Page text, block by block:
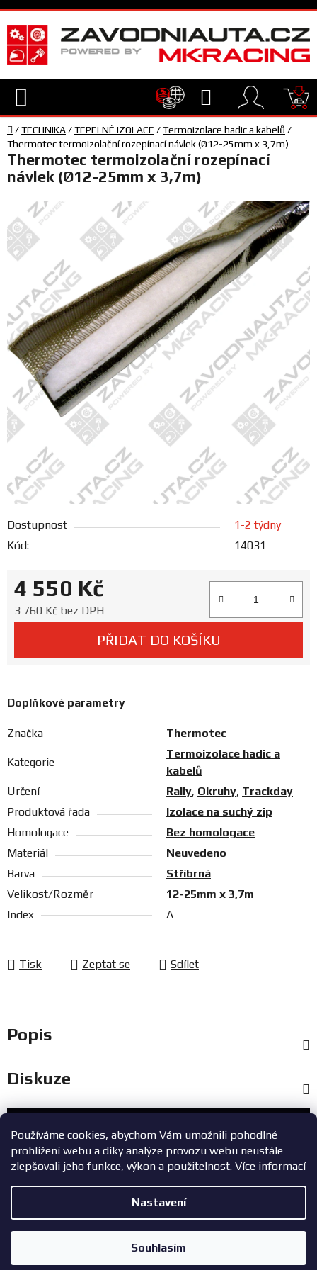
Používáme cookies, abychom Vám umožnili pohodlné
prohlížení webu a díky analýze provozu webu neustále
zlepšovali jeho funkce, výkon a použitelnost. Více informací
Nastavení
Souhlasím
Přejít
na
obsah
Hledat
TECHNIKA
VYBAVENÍ
JEZDEC
TÝM
SERVIS
FANOUŠCI
Profil
firmy
Obchodní
podmínky
Doprava
Blog
a
katalogy
Domů
/TECHNIKA/TEPELNÉ IZOLACE /Termoizolace hadic a kabelů /
Thermotec termoizolační rozepínací návlek (Ø12-25mm x 3,7m)
Dostupnost
1-2 týdny
Kód:
14031
4 550 Kč
3 760 Kč bez DPH
PŘIDAT DO KOŠÍKU
Doplňkové parametry
Značka Thermotec
Kategorie
Termoizolace hadic a
kabelů
Určení
Rally, Okruhy, Trackday
Produktová řada
Izolace na suchý zip
Homologace
Bez homologace
Materiál
Neuvedeno
Barva
Stříbrná
Velikost/Rozměr
12-25mm x 3,7m
Index
A
Tisk Zeptat se Sdílet
Thermotec termoizolační rozepínací
návlek (Ø12-25mm x 3,7m)
Popis
Diskuze
Zákaznický servis
+420 603 785 748
Copyright 2026ZavodniAuta.cz. Všechna práva vyhrazena.|
Zásady ochrany osobních údajů